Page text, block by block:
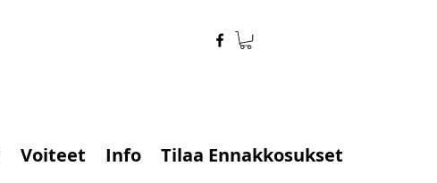
Voiteet Info Tilaa Ennakkosukset